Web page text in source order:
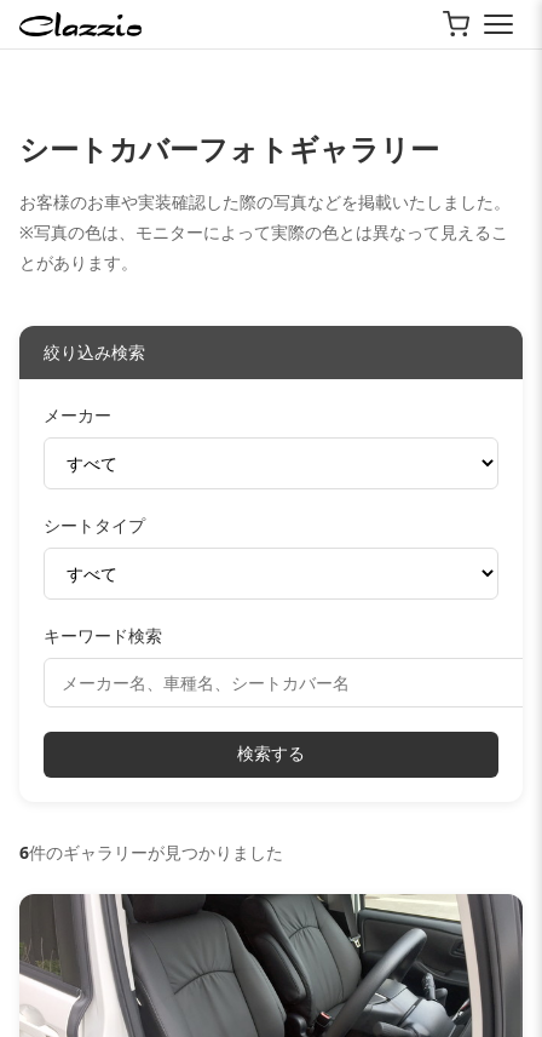
シートカバーフォトギャラリー
お客様のお車や実装確認した際の写真などを掲載いたしました。
※写真の色は、モニターによって実際の色とは異なって見えるこ
とがあります。
絞り込み検索
メーカー
シートタイプ
キーワード検索
検索する
6件のギャラリーが見つかりました